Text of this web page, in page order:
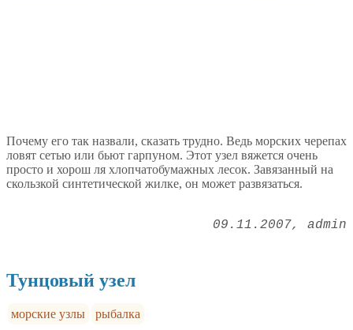
Почему его так назвали, сказать трудно. Ведь морских черепах
ловят сетью или бьют гарпуном. Этот узел вяжется очень
просто и хорош ля хлопчатобумажных лесок. Завязанный на
скользкой синтетической жилке, он может развязаться.
09.11.2007 admin
Тунцовый узел
морские узлы рыбалка